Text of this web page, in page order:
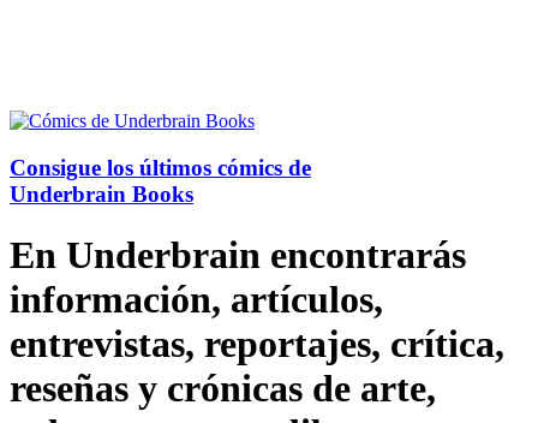
Consigue los últimos cómics de
Underbrain Books
En Underbrain encontrarás
información, artículos,
entrevistas, reportajes, crítica,
reseñas y crónicas de arte,